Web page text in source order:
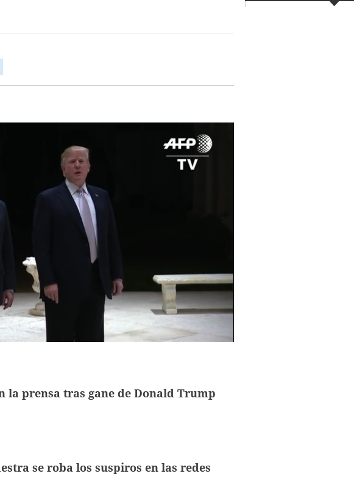
la prensa tras gane de Donald Trump
se roba los suspiros en las redes